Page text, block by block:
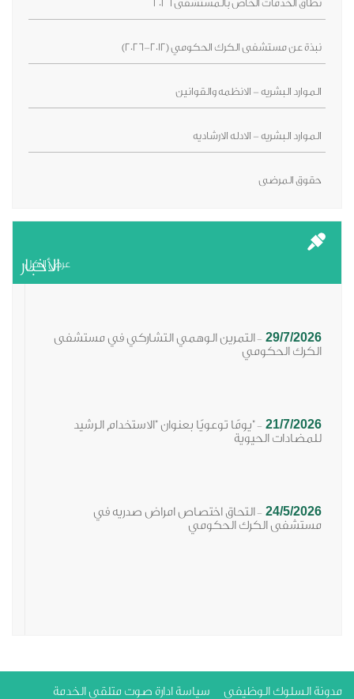
نطاق الخدمات الخاص بالمستشفى 2026
نبذة عن مستشفى الكرك الحكومي (2012-2026)
الموارد البشريه - الانظمه والقوانين
الموارد البشريه - الادله الارشاديه
حقوق المرضى
الأخبار
عرض الكل
29/7/2026
-التمرين الوهمي التشاركي في مستشفى
الكرك الحكومي
21/7/2026
-"يومًا توعويًا بعنوان "الاستخدام الرشيد
للمضادات الحيوية
24/5/2026
-التحاق اختصاص امراض صدريه في
مستشفى الكرك الحكومي
السلوك الوظيفي
سياسة ادارة صوت متلقي الخدمة